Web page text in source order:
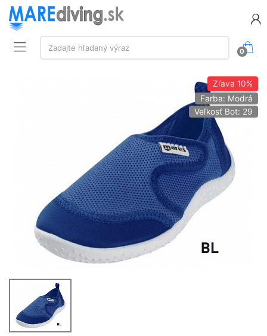
Vyhľadávanie:
Zadajte hľadaný výraz
0
Zľava 10%
Farba: Modrá
Veľkosť Bot: 29